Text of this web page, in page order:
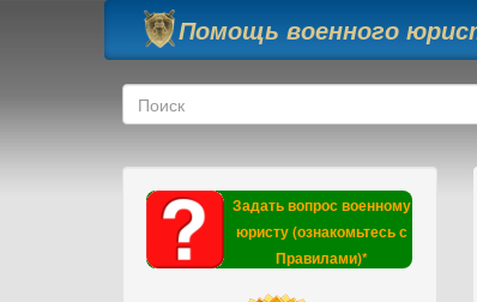
Перейти к основному содержанию
Помощь военного
Форма поиска
Поиск
Задать вопрос военному
юристу (ознакомьтесь с
Правилами)*